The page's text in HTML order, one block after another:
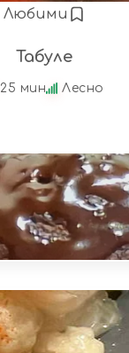
Любими
Табуле
25 мин Лесно